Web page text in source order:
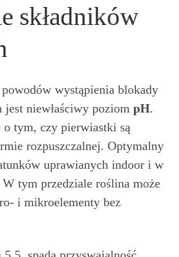
składników
wystąpienia blokady
niewłaściwy poziom pH.
o tym, czy pierwiastki są
rozpuszczalnej. Optymalny
uprawianych indoor i w
W tym przedziale roślina może
i mikroelementy bez